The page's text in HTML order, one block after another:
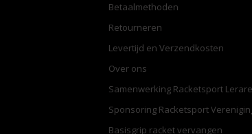
Betaalmethoden
Retourneren
Levertijd en Verzendkosten
Over ons
Samenwerking Racketsport
Sponsoring Racketsport
Basisgrip racket vervangen